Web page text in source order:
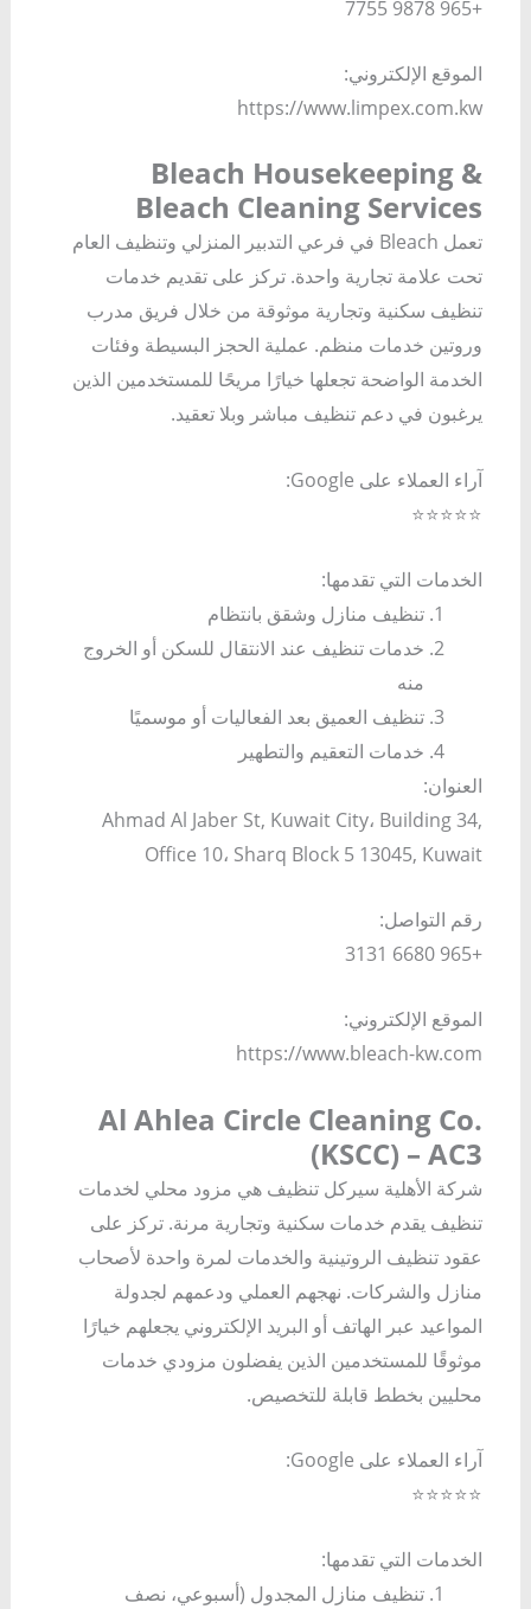
الموقع الإلكتروني:
https://www.limpex.com.kw
Bleach Housekeeping &
Bleach Cleaning Services
تعمل Bleach في فرعي التدبير المنزلي وتنظيف العام
تحت علامة تجارية واحدة. تركز على تقديم خدمات
تنظيف سكنية وتجارية موثوقة من خلال فريق مدرب
وروتين خدمات منظم. عملية الحجز البسيطة وفئات
الخدمة الواضحة تجعلها خيارًا مريحًا للمستخدمين الذين
يرغبون في دعم تنظيف مباشر وبلا تعقيد.
آراء العملاء على Google:
⭐⭐⭐⭐⭐
الخدمات التي تقدمها:
تنظيف منازل وشقق بانتظام
خدمات تنظيف عند الانتقال للسكن أو الخروج
منه
تنظيف العميق بعد الفعاليات أو موسميًا
خدمات التعقيم والتطهير
العنوان:
Ahmad Al Jaber St, Kuwait City، Building 34,
Office 10، Sharq Block 5 13045, Kuwait
رقم التواصل:
الموقع الإلكتروني:
https://www.bleach-kw.com
Al Ahlea Circle Cleaning Co.
(KSCC) – AC3
شركة الأهلية سيركل تنظيف هي مزود محلي لخدمات
تنظيف يقدم خدمات سكنية وتجارية مرنة. تركز على
عقود تنظيف الروتينية والخدمات لمرة واحدة لأصحاب
منازل والشركات. نهجهم العملي ودعمهم لجدولة
المواعيد عبر الهاتف أو البريد الإلكتروني يجعلهم خيارًا
موثوقًا للمستخدمين الذين يفضلون مزودي خدمات
محليين بخطط قابلة للتخصيص.
آراء العملاء على Google:
⭐⭐⭐⭐⭐
الخدمات التي تقدمها:
تنظيف منازل المجدول (أسبوعي، نصف